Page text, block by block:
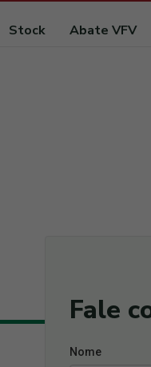
Stock Abate VFV
Fale
Nome